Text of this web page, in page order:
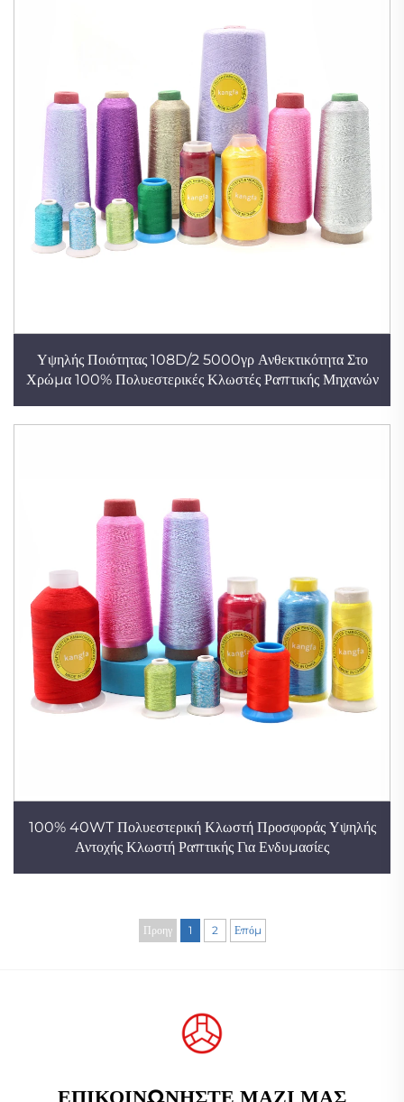
Υψηλής Ποιότητας 108D/2 5000γρ Ανθεκτικότητα Στο
Χρώμα 100% Πολυεστερικές Κλωστές Ραπτικής Μηχανών
100% 40WT Πολυεστερική Κλωστή Προσφοράς Υψηλής
Αντοχής Κλωστή Ραπτικής Για Ενδυμασίες
Προηγ 1 2 Επόμ